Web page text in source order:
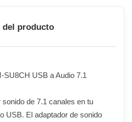
del producto
USB a Audio 7.1
de 7.1 canales en tu
USB. El adaptador de sonido